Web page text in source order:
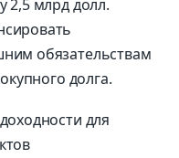
2,5 млрд долл.
обязательствам
долга.
для